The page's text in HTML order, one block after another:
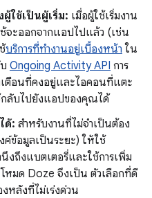
ผู้ใช้เป็นผู้เริ่ม: เมื่อผู้ใช้เริ่มงาน
จะออกจากแอปไปแล้ว (เช่น
บริการที่ทำงานอยู่เบื้องหน้า ใน
Ongoing Activity API การ
เตือนที่คงอยู่และไอคอนที่แตะ
ลับไปยังแอปของคุณได้
ด้: สำหรับงานที่ไม่จำเป็นต้อง
ค์ข้อมูลเป็นระยะ) ให้ใช้
นึงถึงแบตเตอรี่และใช้การเพิ่ม
หมด Doze จึงเป็น ตัวเลือกที่ดี
หลังที่ไม่เร่งด่วน